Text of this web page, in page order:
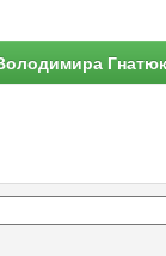
Володимира